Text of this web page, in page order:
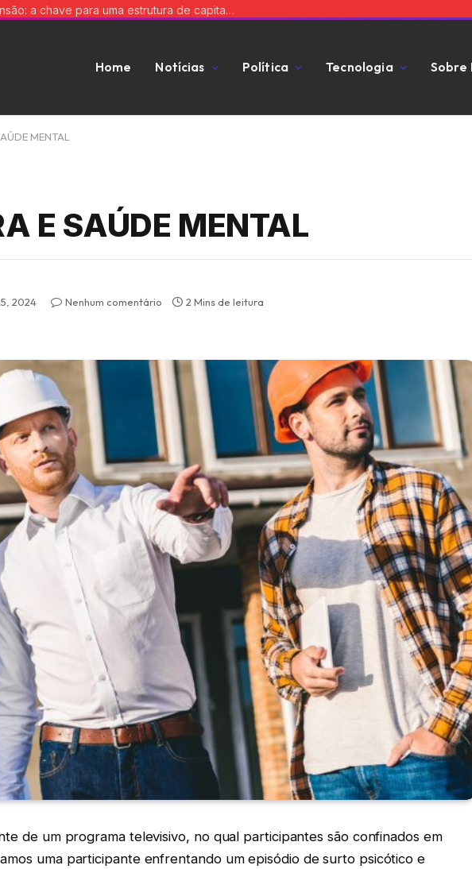
Equilibre risco e expansão: a chave para uma estrutura de capital que impulsiona seu negócio
Home Notícias Política Tecnologia Sobre
MENTAL
E SAÚDE MENTAL
2024 Nenhum comentário 2 Mins de leitura
de um programa televisivo, no qual participantes são confinados em
uma participante enfrentando um episódio de surto psicótico e